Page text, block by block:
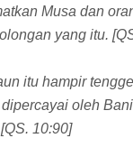
Musa dan
yang itu.
itu hampir
oleh
10:90]